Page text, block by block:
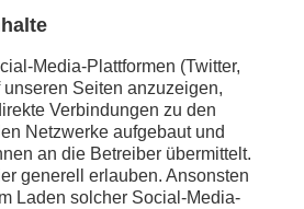
Media-Plattformen (Twitter,
unseren Seiten anzuzeigen,
Verbindungen zu den
Netzwerke aufgebaut und
an die Betreiber übermittelt.
generell erlauben. Ansonsten
Laden solcher Social-Media-